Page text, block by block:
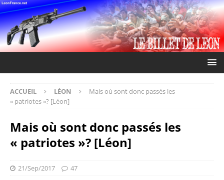
ACCUEIL LÉON
Mais où sont donc passés les
« patriotes »? [Léon]
Mais où sont donc passés les
« patriotes »? [Léon]
21/Sep/2017 47